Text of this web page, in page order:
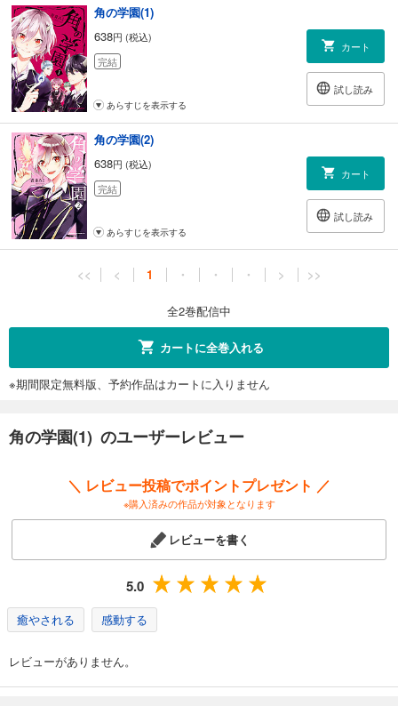
角の学園(1)
638円 (税込)
完結
カート
試し読み
あらすじを表示する
角の学園(2)
638円 (税込)
完結
カート
試し読み
あらすじを表示する
<< < 1 ・ ・ ・ > >>
全2巻配信中
カートに全巻入れる
※期間限定無料版、予約作品はカートに入りません
角の学園(1) のユーザーレビュー
＼ レビュー投稿でポイントプレゼント ／
※購入済みの作品が対象となります
レビューを書く
5.0
癒やされる 感動する
レビューがありません。